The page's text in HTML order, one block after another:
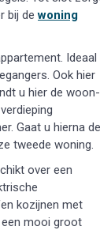
bij dewoning
Ideaal
Ook hier
u hier de woon-
Gaat u hierna de
tweede woning.
over een
kozijnen met
een mooi groot